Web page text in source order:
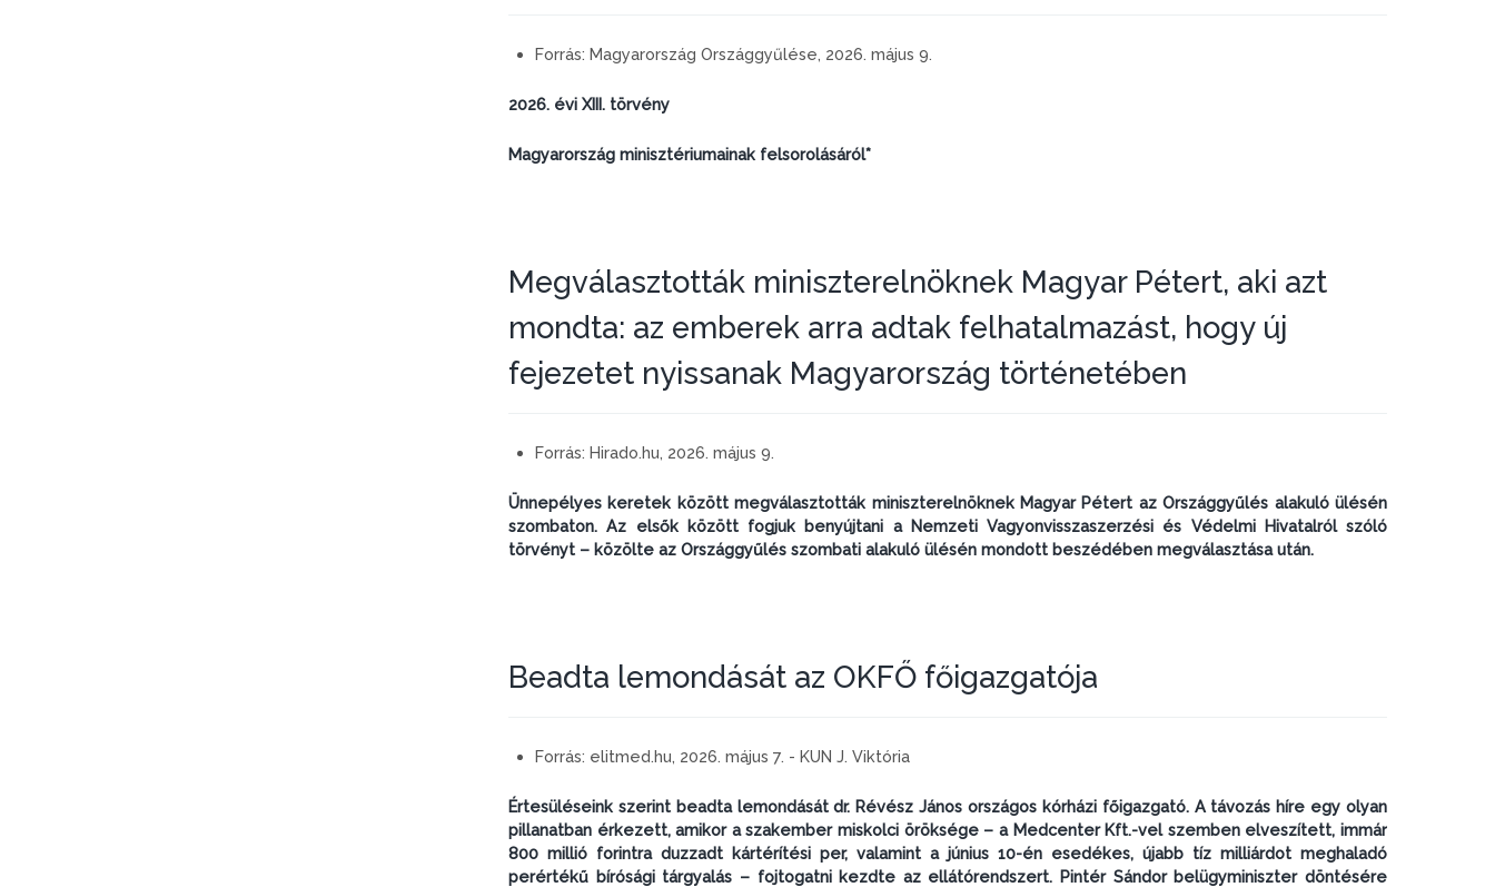
Forrás: Magyarország Országgyűlése, 2026. május 9.
2026. évi XIII. törvény
Magyarország minisztériumainak felsorolásáról*
Megválasztották miniszterelnöknek Magyar Pétert, aki azt
mondta: az emberek arra adtak felhatalmazást, hogy új
fejezetet nyissanak Magyarország történetében
Forrás: Hirado.hu, 2026. május 9.
Ünnepélyes keretek között megválasztották miniszterelnöknek Magyar Pétert az Országgyűlés alakuló ülésén
szombaton. Az elsők között fogjuk benyújtani a Nemzeti Vagyonvisszaszerzési és Védelmi Hivatalról szóló
törvényt – közölte az Országgyűlés szombati alakuló ülésén mondott beszédében megválasztása után.
Beadta lemondását az OKFŐ főigazgatója
Forrás: elitmed.hu, 2026. május 7. - KUN J. Viktória
Értesüléseink szerint beadta lemondását dr. Révész János országos kórházi főigazgató. A távozás híre egy olyan
pillanatban érkezett, amikor a szakember miskolci öröksége – a Medcenter Kft.-vel szemben elveszített, immár
800 millió forintra duzzadt kártérítési per, valamint a június 10-én esedékes, újabb tíz milliárdot meghaladó
perértékű bírósági tárgyalás – fojtogatni kezdte az ellátórendszert. Pintér Sándor belügyminiszter döntésére